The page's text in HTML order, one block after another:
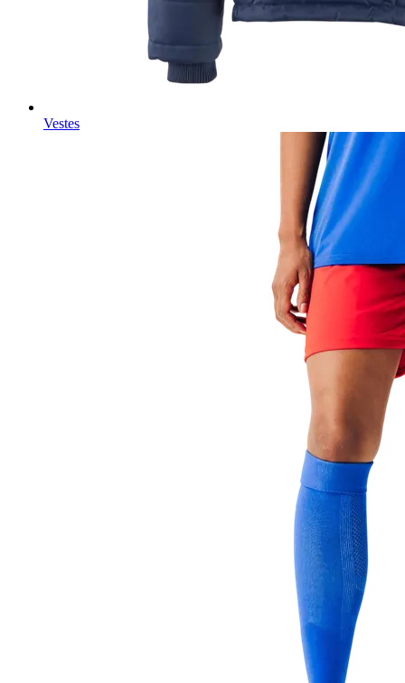
Vestes